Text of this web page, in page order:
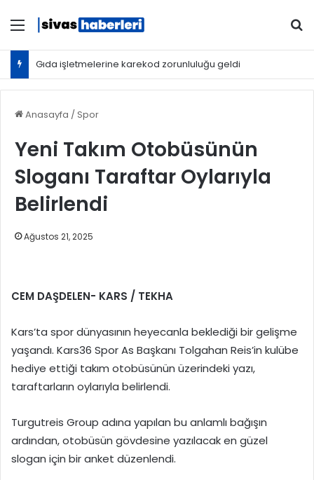
Menü
Gıda işletmelerine karekod zorunluluğu geldi
Anasayfa / Spor
Yeni Takım Otobüsünün
Sloganı Taraftar Oylarıyla
Belirlendi
Ağustos 21, 2025
CEM DAŞDELEN- KARS / TEKHA
Kars’ta spor dünyasının heyecanla beklediği bir gelişme
yaşandı. Kars36 Spor As Başkanı Tolgahan Reis’in kulübe
hediye ettiği takım otobüsünün üzerindeki yazı,
taraftarların oylarıyla belirlendi.
Turgutreis Group adına yapılan bu anlamlı bağışın
ardından, otobüsün gövdesine yazılacak en güzel
slogan için bir anket düzenlendi.